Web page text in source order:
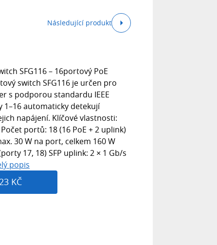
Následující produkt
SFG116 – 16portový PoE
switch SFG116 je určen pro
s podporou standardu IEEE
1–16 automaticky detekují
napájení. Klíčové vlastnosti:
portů: 18 (16 PoE + 2 uplink)
30 W na port, celkem 160 W
17, 18) SFP uplink: 2 × 1 Gb/s
popis
KČ